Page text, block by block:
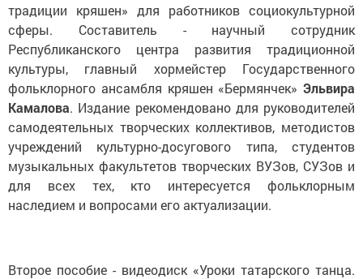
традиции кряшен» для работников социокультурной
сферы. Составитель - научный сотрудник
Республиканского центра развития традиционной
культуры, главный хормейстер Государственного
фольклорного ансамбля кряшен «Бермянчек» Эльвира
Камалова. Издание рекомендовано для руководителей
самодеятельных творческих коллективов, методистов
учреждений культурно-досугового типа, студентов
музыкальных факультетов творческих ВУЗов, СУЗов и
для всех тех, кто интересуется фольклорным
наследием и вопросами его актуализации.
Второе пособие - видеодиск «Уроки татарского танца.